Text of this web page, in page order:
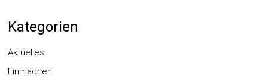
Kategorien
Aktuelles
Einmachen